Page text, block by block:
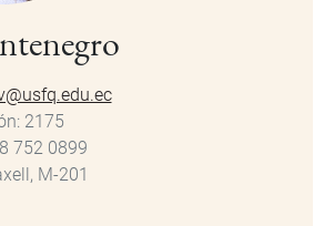
2175
752 0899
M-201